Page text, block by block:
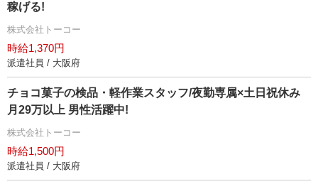
稼げる!
株式会社トーコー
時給1,370円
派遣社員 / 大阪府
チョコ菓子の検品・軽作業スタッフ/夜勤専属×土日祝休み
月29万以上 男性活躍中!
株式会社トーコー
時給1,500円
派遣社員 / 大阪府